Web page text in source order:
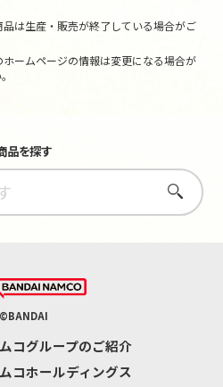
は生産・販売が終了している場合がご
ームページの情報は変更になる場合が
品を探す
さがす
©BANDAI
コグループのご紹介
コホールディングス